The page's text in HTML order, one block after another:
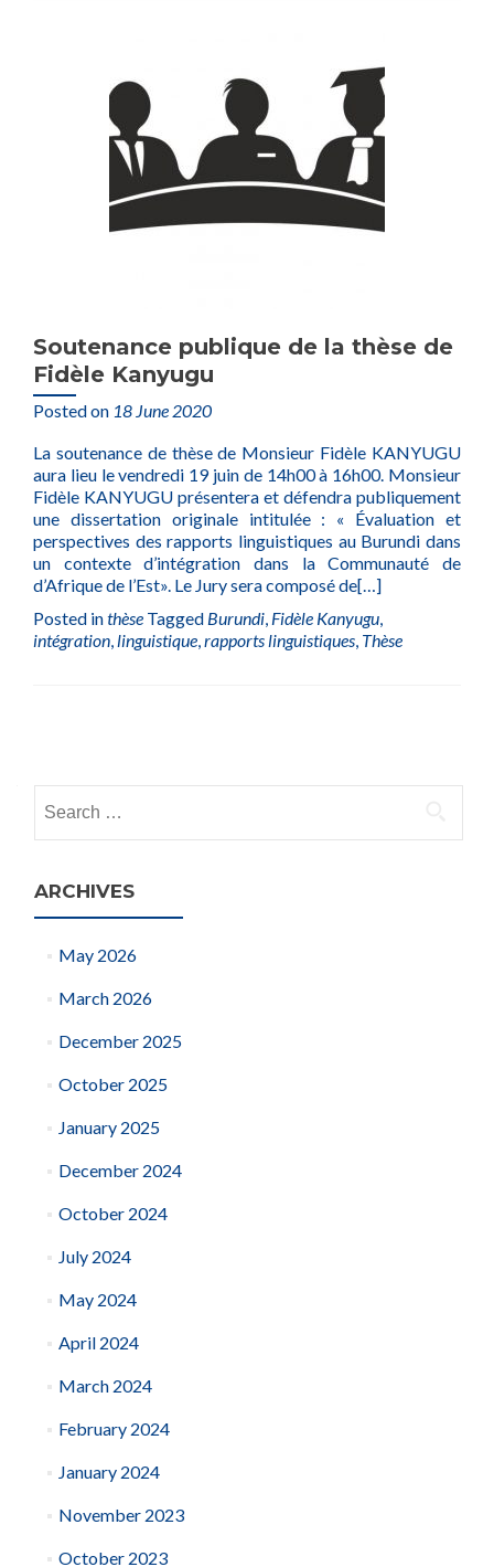
Soutenance publique de la thèse de
Fidèle Kanyugu
Posted on 18 June 2020
La soutenance de thèse de Monsieur Fidèle KANYUGU
aura lieu le vendredi 19 juin de 14h00 à 16h00. Monsieur
Fidèle KANYUGU présentera et défendra publiquement
une dissertation originale intitulée : « Évaluation et
perspectives des rapports linguistiques au Burundi dans
un contexte d’intégration dans la Communauté de
d’Afrique de l’Est». Le Jury sera composé de[…]
Posted inthèse Tagged Burundi, Fidèle Kanyugu,
intégration,linguistique,rapports linguistiques, Thèse
navigation
for:
ARCHIVES
May 2026
March 2026
December 2025
October 2025
January 2025
December 2024
October 2024
July 2024
May 2024
April 2024
March 2024
February 2024
January 2024
November 2023
October 2023